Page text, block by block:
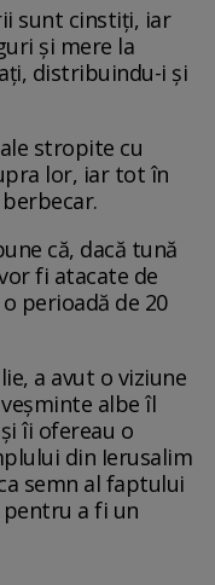
sunt cinstiți, iar
și mere la
distribuindu-i și
stropite cu
lor, iar tot în
că, dacă tună
fi atacate de
perioadă de 20
a avut o viziune
albe îl
îi ofereau o
din Ierusalim
semn al faptului
pentru a fi un